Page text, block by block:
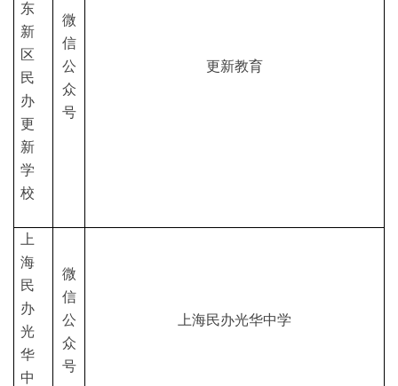
东
新
区
民
办
更
新
学
校
微
信
公
众
号
更新教育
上
海
民
办
光
华
中
微
信
公
众
号
上海民办光华中学